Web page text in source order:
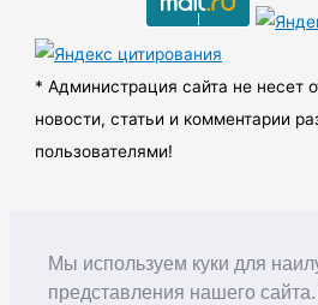
Мы используем куки для
представления нашего
ы
* Администрация сайта не несет
новости, статьи и комментарии
пользователями!